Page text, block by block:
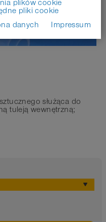
służąca do
tuleją wewnętrzną;
plików cookie
pliki cookie
danych
Impressum